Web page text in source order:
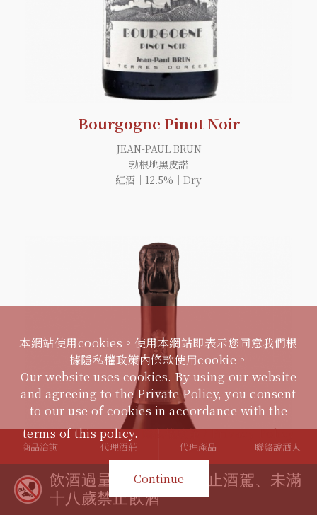
Bourgogne Pinot Noir
JEAN-PAUL BRUN
勃根地黑皮諾
紅酒｜12.5%｜Dry
飲酒過量有礙健康、禁止酒駕、未滿
十八歲禁止飲酒
本網站使用cookies。使用本網站即表示您同意我們根
據隱私權政策內條款使用cookie。
Our website uses cookies. By using our website
and agreeing to the Private Policy, you consent
to our use of cookies in accordance with the
terms of this policy.隱私權政策 / Privacy Policy
Continue
商品洽詢 代理酒莊 代理產品 聯絡說酒人